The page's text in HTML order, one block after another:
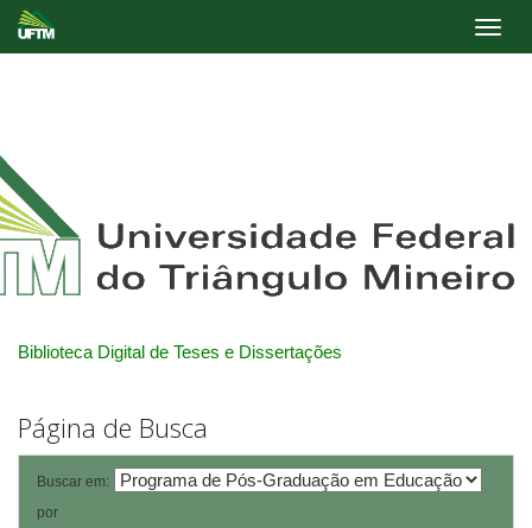
Biblioteca Digital de Teses e Dissertações
Página de Busca
Buscar em:
por